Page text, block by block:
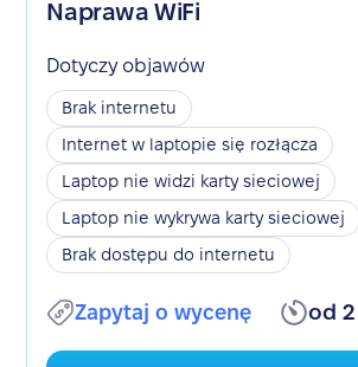
Naprawa WiFi
Dotyczy objawów
Brak internetu
Internet w laptopie się rozłącza
Laptop nie widzi karty sieciowej
Laptop nie wykrywa karty sieciowej
Brak dostępu do internetu
Zapytaj o wycenę od